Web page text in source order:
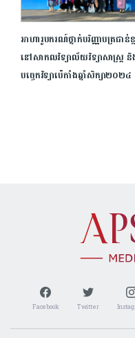
អាហារូបករណ៍ថ្នាក់បរិញ្ញាបត្រជាន់
នៅសាកលវិទ្យាល័យវិទ្យាសាស្ត្រ និ
បច្ចេកវិទ្យាប៉េកាំងឆ្នាំសិក្សា២០២៤
Facebook Twitter